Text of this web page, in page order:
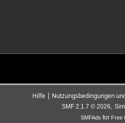
Hilfe | Nutzungsbedingungen
SMF 2.1.7 © 2026,
SMFAds for Free